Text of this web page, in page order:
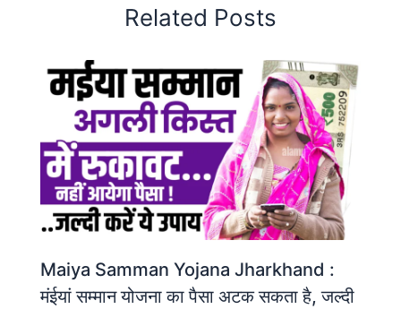
Related Posts
Maiya Samman Yojana Jharkhand :
मंईयां सम्मान योजना का पैसा अटक सकता है, जल्दी